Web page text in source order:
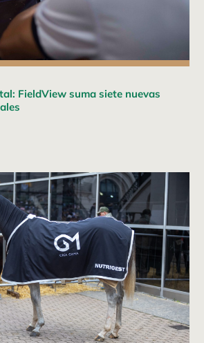
FieldView suma siete nuevas